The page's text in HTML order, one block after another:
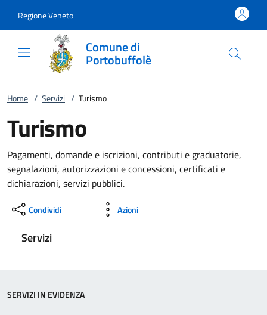
Regione Veneto
Comune di
Portobuffolè
Home / Servizi / Turismo
Turismo
Pagamenti, domande e iscrizioni, contributi e graduatorie,
segnalazioni, autorizzazioni e concessioni, certificati e
dichiarazioni, servizi pubblici.
Condividi Azioni
Servizi
SERVIZI IN EVIDENZA